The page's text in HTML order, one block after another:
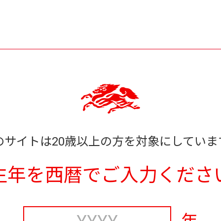
サイトは20歳以上の方を対象にしていま
年を西暦でご入力くださ